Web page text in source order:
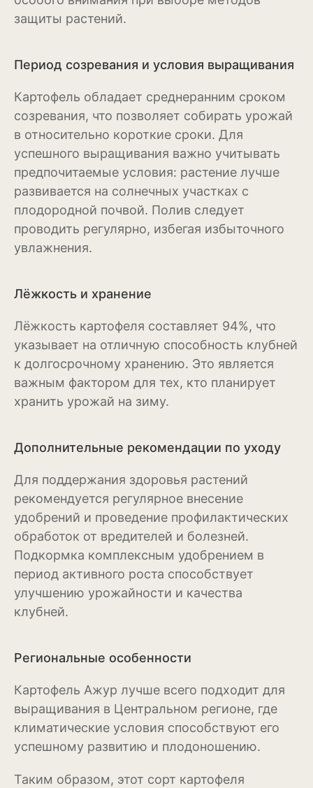
Антуриум
Глоксиния
Диффенбахия
Колеус
Кротон или кодиеум
Орхидея
Сингониум
Спатифиллум
Кустарники и деревья
Бересклет
Буддлея
Бузина
Дёрен
Ель
Жимолость
Ива
Кипарисовик
Клен
Можжевельник
Пихта
Пузыреплодник
Сирень
Сосна
защиты растений.
Период созревания и условия выращивания
Картофель обладает среднеранним сроком
созревания, что позволяет собирать урожай
в относительно короткие сроки. Для
успешного выращивания важно учитывать
предпочитаемые условия: растение лучше
развивается на солнечных участках с
плодородной почвой. Полив следует
проводить регулярно, избегая избыточного
увлажнения.
Лёжкость и хранение
Лёжкость картофеля составляет 94%, что
указывает на отличную способность клубней
к долгосрочному хранению. Это является
важным фактором для тех, кто планирует
хранить урожай на зиму.
Дополнительные рекомендации по уходу
Для поддержания здоровья растений
рекомендуется регулярное внесение
удобрений и проведение профилактических
обработок от вредителей и болезней.
Подкормка комплексным удобрением в
период активного роста способствует
улучшению урожайности и качества
клубней.
Региональные особенности
Картофель Ажур лучше всего подходит для
выращивания в Центральном регионе, где
климатические условия способствуют его
успешному развитию и плодоношению.
Таким образом, этот сорт картофеля